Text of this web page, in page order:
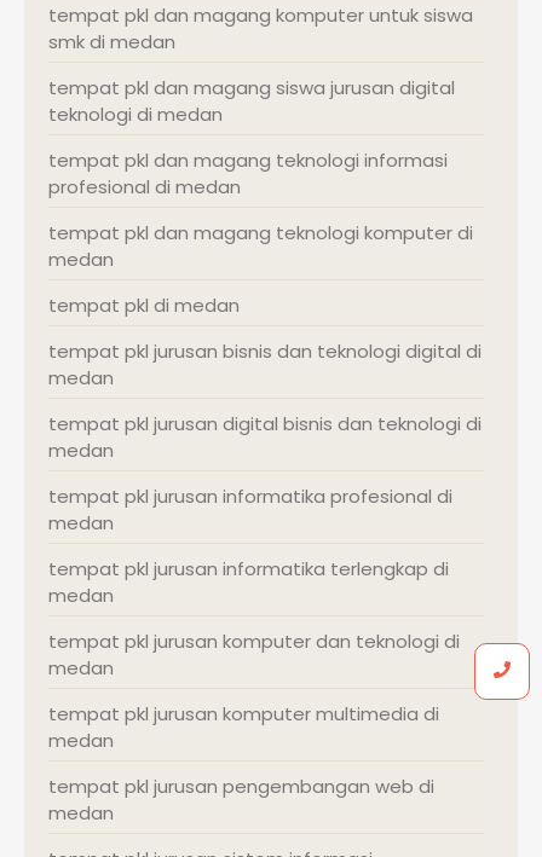
tempat pkl dan magang komputer untuk siswa
smk di medan
tempat pkl dan magang siswa jurusan digital
teknologi di medan
tempat pkl dan magang teknologi informasi
profesional di medan
tempat pkl dan magang teknologi komputer di
medan
tempat pkl di medan
tempat pkl jurusan bisnis dan teknologi digital di
medan
tempat pkl jurusan digital bisnis dan teknologi di
medan
tempat pkl jurusan informatika profesional di
medan
tempat pkl jurusan informatika terlengkap di
medan
tempat pkl jurusan komputer dan teknologi di
medan
tempat pkl jurusan komputer multimedia di
medan
tempat pkl jurusan pengembangan web di
medan